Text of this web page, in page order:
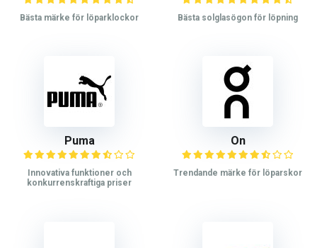
Bästa märke för löparklockor Bästa solglasögon för löpning
Puma
Innovativa funktioner och
konkurrenskraftiga priser
On
Trendande märke för löparskor